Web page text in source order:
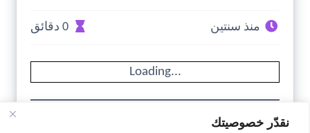
نقدّر خصوصيتك
منذ سنتين 0 دقائق
Loading...